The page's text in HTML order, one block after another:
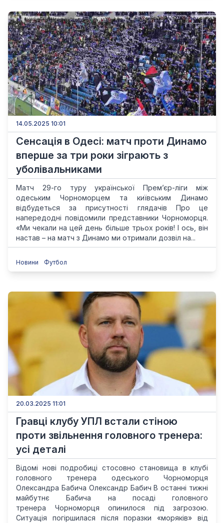
14.05.2025 10:01
Сенсація в Одесі: матч проти Динамо
вперше за три роки зіграють з
уболівальниками
Матч 29-го туру української Прем’єр-ліги між
одеським Чорноморцем та київським Динамо
відбудеться за присутності глядачів Про це
напередодні повідомили представники Чорноморця.
«Ми чекали на цей день більше трьох років! І ось, він
настав – на матч з Динамо ми отримали дозвіл на...
Новини Футбол
20.03.2025 11:01
Гравці клубу УПЛ встали стіною
проти звільнення головного тренера:
усі деталі
Відомі нові подробиці стосовно становища в клубі
головного тренера одеського Чорноморця
Олександра Бабича Олександр Бабич В останні тижні
майбутнє Бабича на посаді головного
тренера Чорноморця опинилося під загрозою.
Ситуація погіршилася після поразки «моряків» від